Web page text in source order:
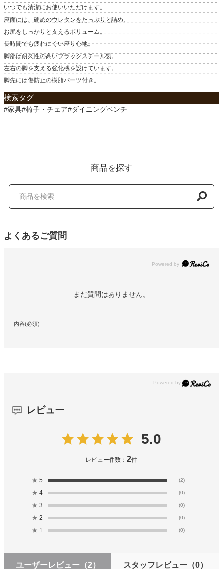
いつでも清潔にお使いいただけます。
座面には、硬めのウレタンをたっぷりと詰め、
お尻をしっかりと支えるボリューム。
長時間でも疲れにくい座り心地。
脚部は耐久性の高いブラックスチール製。
左右の脚を支える強化桟を設けています。
脚先には傷防止の樹脂パーツ付き。
検索タグ
#家具#椅子・チェア#ダイニングベンチ
商品を探す
よくあるご質問
Powered by
まだ質問はありません。
内容(必須)
レビュー
5.0
レビュー件数：2件
★ 5 (2)
★ 4 (0)
★ 3 (0)
★ 2 (0)
★ 1 (0)
ユーザーレビュー （2） スタッフレビュー（0）